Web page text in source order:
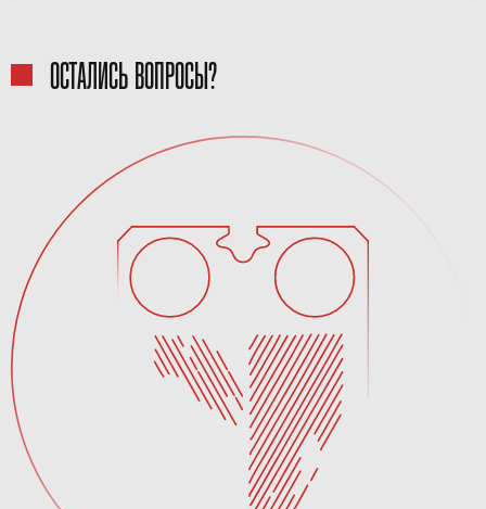
ОСТАЛИСЬ ВОПРОСЫ?